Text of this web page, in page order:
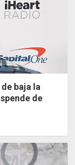
baja la
de